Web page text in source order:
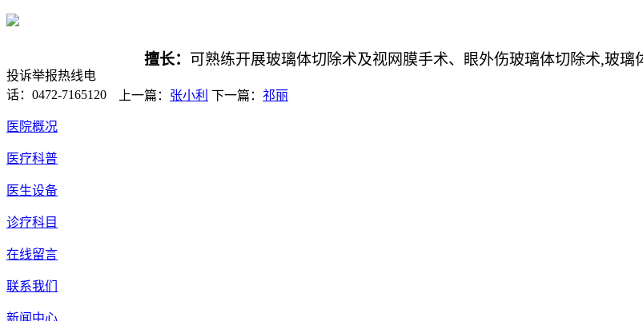
擅长： 可熟练开展玻璃体切除术及视网膜手术、眼外伤玻璃体切除术,玻璃
上一篇： 张小利 下一篇： 祁丽
投诉举报热线电
话：0472-7165120
医院概况
医疗科普
医生设备
诊疗科目
在线留言
联系我们
新闻中心